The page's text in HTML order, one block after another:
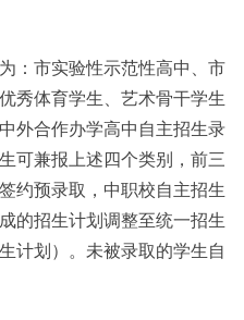
市实验性示范性高中、市
秀体育学生、艺术骨干学生
外合作办学高中自主招生录
可兼报上述四个类别，前三
约预录取，中职校自主招生
的招生计划调整至统一招生
计划）。未被录取的学生自